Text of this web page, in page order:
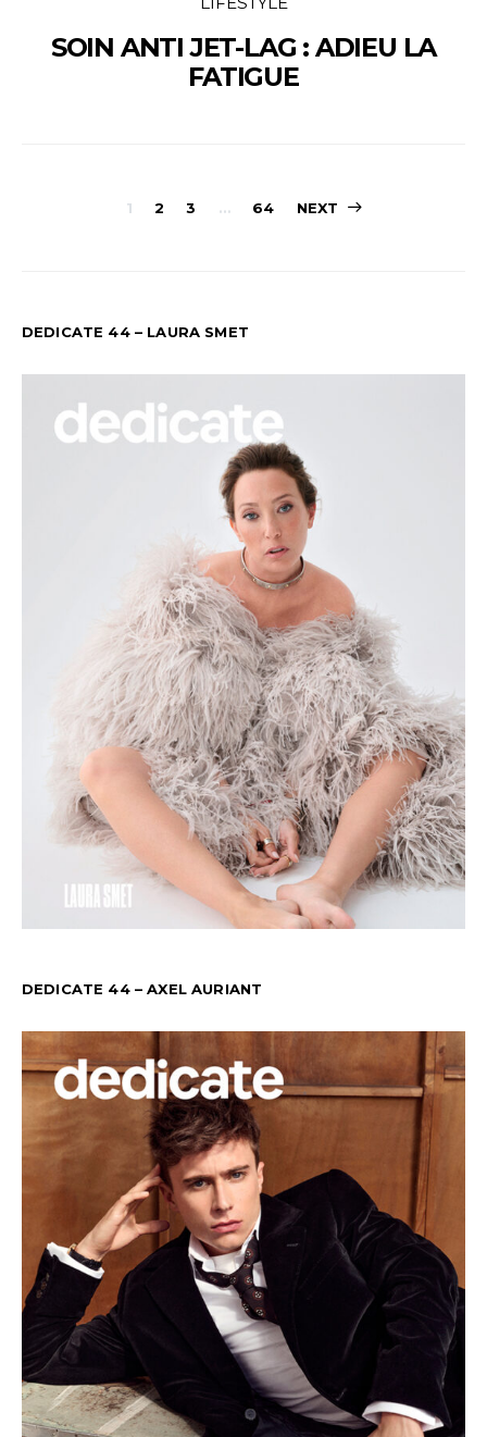
SOIN ANTI JET-LAG : ADIEU LA
FATIGUE
PAGINATION
1 2 3 … 64 NEXT
DEDICATE 44 – LAURA SMET
DEDICATE 44 – AXEL AURIANT